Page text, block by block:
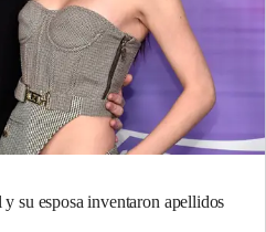
su esposa inventaron apellidos